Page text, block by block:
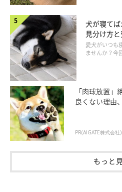
の名残。
飼い主さんのことを大切な仲間の
ようとしているのでしょう。
犬が寝て
見分け方
愛犬がいつも
ませんか？今
「肉球放置
良くない理由
PR(AIGATE株式会社)
もっと